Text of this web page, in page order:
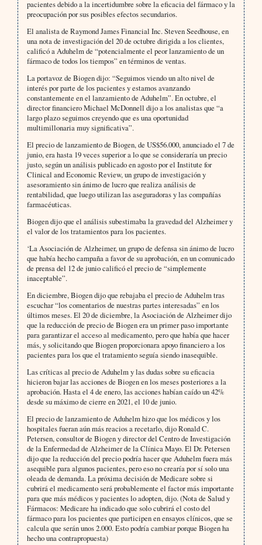
pacientes debido a la incertidumbre sobre la eficacia del fármaco y la
preocupación por sus posibles efectos secundarios.
El analista de Raymond James Financial Inc. Steven Seedhouse, en
una nota de investigación del 20 de octubre dirigida a los clientes,
calificó a Aduhelm de “potencialmente el peor lanzamiento de un
fármaco de todos los tiempos” en términos de ventas.
La portavoz de Biogen dijo: “Seguimos viendo un alto nivel de
interés por parte de los pacientes y estamos avanzando
constantemente en el lanzamiento de Aduhelm”. En octubre, el
director financiero Michael McDonnell dijo a los analistas que “a
largo plazo seguimos creyendo que es una oportunidad
multimillonaria muy significativa”.
El precio de lanzamiento de Biogen, de US$56.000, anunciado el 7 de
junio, era hasta 19 veces superior a lo que se consideraría un precio
justo, según un análisis publicado en agosto por el Institute for
Clinical and Economic Review, un grupo de investigación y
asesoramiento sin ánimo de lucro que realiza análisis de
rentabilidad, que luego utilizan las aseguradoras y las compañías
farmacéuticas.
Biogen dijo que el análisis subestimaba la gravedad del Alzheimer y
el valor de los tratamientos para los pacientes.
‘La Asociación de Alzheimer, un grupo de defensa sin ánimo de lucro
que había hecho campaña a favor de su aprobación, en un comunicado
de prensa del 12 de junio calificó el precio de “simplemente
inaceptable”.
En diciembre, Biogen dijo que rebajaba el precio de Aduhelm tras
escuchar “los comentarios de nuestras partes interesadas” en los
últimos meses. El 20 de diciembre, la Asociación de Alzheimer dijo
que la reducción de precio de Biogen era un primer paso importante
para garantizar el acceso al medicamento, pero que había que hacer
más, y solicitando que Biogen proporcionara apoyo financiero a los
pacientes para los que el tratamiento seguía siendo inasequible.
Las críticas al precio de Aduhelm y las dudas sobre su eficacia
hicieron bajar las acciones de Biogen en los meses posteriores a la
aprobación. Hasta el 4 de enero, las acciones habían caído un 42%
desde su máximo de cierre en 2021, el 10 de junio.
El precio de lanzamiento de Aduhelm hizo que los médicos y los
hospitales fueran aún más reacios a recetarlo, dijo Ronald C.
Petersen, consultor de Biogen y director del Centro de Investigación
de la Enfermedad de Alzheimer de la Clínica Mayo. El Dr. Petersen
dijo que la reducción del precio podría hacer que Aduhelm fuera más
asequible para algunos pacientes, pero eso no crearía por sí solo una
oleada de demanda. La próxima decisión de Medicare sobre si
cubrirá el medicamento será probablemente el factor más importante
para que más médicos y pacientes lo adopten, dijo. (Nota de Salud y
Fármacos: Medicare ha indicado que solo cubrirá el costo del
fármaco para los pacientes que participen en ensayos clínicos, que se
calcula que serán unos 2.000. Esto podría cambiar porque Biogen ha
hecho una contrapropuesta)